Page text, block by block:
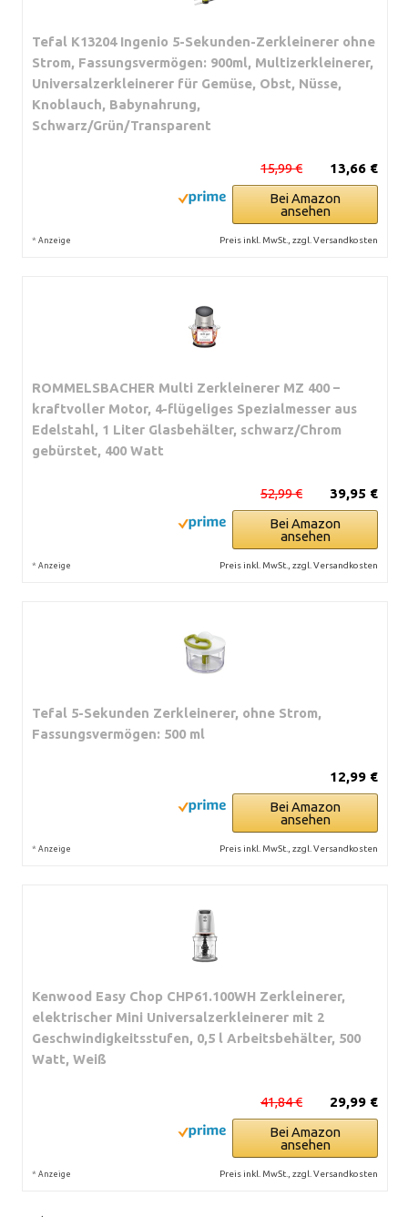
Tefal K13204 Ingenio 5-Sekunden-Zerkleinerer ohne
Strom, Fassungsvermögen: 900ml, Multizerkleinerer,
Universalzerkleinerer für Gemüse, Obst, Nüsse,
Knoblauch, Babynahrung,
Schwarz/Grün/Transparent
13,66 €
15,99 €
Bei Amazon
ansehen
* Anzeige Preis inkl. MwSt., zzgl. Versandkosten
ROMMELSBACHER Multi Zerkleinerer MZ 400 –
kraftvoller Motor, 4-flügeliges Spezialmesser aus
Edelstahl, 1 Liter Glasbehälter, schwarz/Chrom
gebürstet, 400 Watt
39,95 €
52,99 €
Bei Amazon
ansehen
* Anzeige Preis inkl. MwSt., zzgl. Versandkosten
Tefal 5-Sekunden Zerkleinerer, ohne Strom,
Fassungsvermögen: 500 ml
12,99 €
Bei Amazon
ansehen
* Anzeige Preis inkl. MwSt., zzgl. Versandkosten
Kenwood Easy Chop CHP61.100WH Zerkleinerer,
elektrischer Mini Universalzerkleinerer mit 2
Geschwindigkeitsstufen, 0,5 l Arbeitsbehälter, 500
Watt, Weiß
29,99 €
41,84 €
Bei Amazon
ansehen
* Anzeige Preis inkl. MwSt., zzgl. Versandkosten